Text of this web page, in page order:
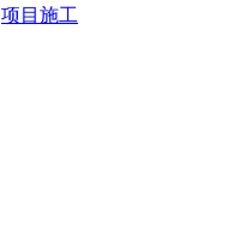
项目施工